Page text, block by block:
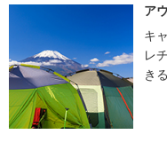
ア
キ
レ
き